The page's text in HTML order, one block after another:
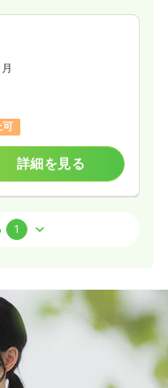
可
詳細を見る
未経験可
1